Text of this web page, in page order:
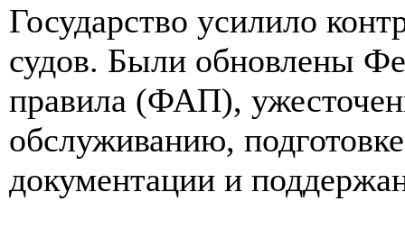
Государство усилило
судов. Были обновлены
правила (ФАП),
обслуживанию,
документации и